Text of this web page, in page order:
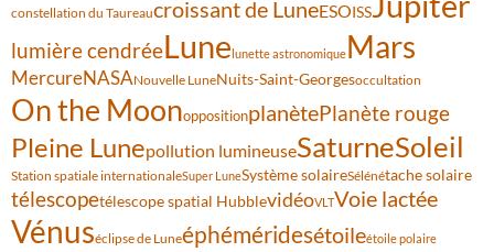
constellation du Taureaucroissant de LuneESOISS
lumière cendréeLunelunette astronomiqueMars
MercureNASANouvelle LuneNuits-Saint-Georgesoccultation
On the MoonoppositionplanètePlanète rouge
Pleine Lunepollution lumineuseSaturneSoleil
Station spatiale internationaleSuper LuneSystème solaireSélénétache solaire
télescopetélescope spatial HubblevidéoVLTVoie lactée
Vénuséclipse de Luneéphéméridesétoileétoile polaire